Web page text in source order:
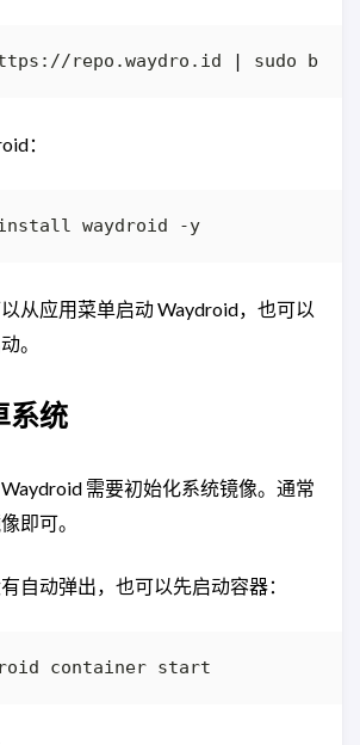
repo.waydro.id |
：
从应用菜单启动 Waydroid，也可以
。
系统
需要初始化系统镜像。通常
即可。
自动弹出，也可以先启动容器：